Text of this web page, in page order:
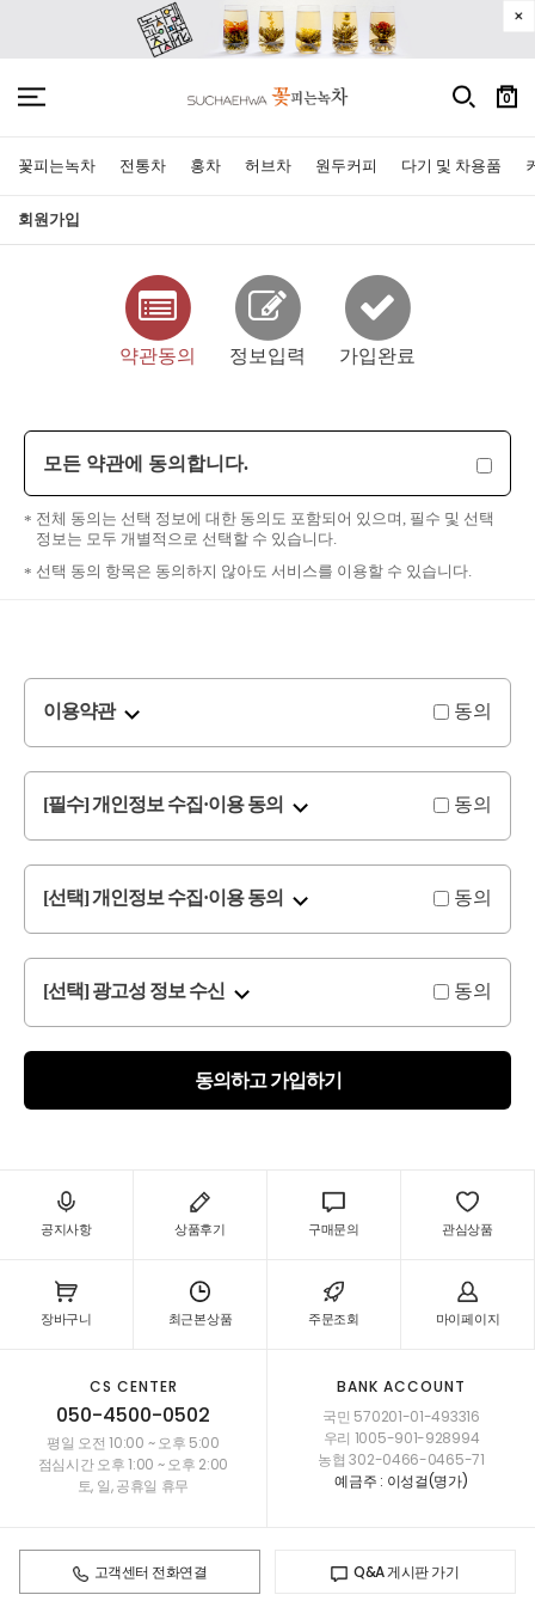
0
꽃피는녹차 전통차 홍차 허브차 원두커피 다기 및 차용품
회원가입
약관동의 정보입력 가입완료
모든 약관에 동의합니다.
전체 동의는 선택 정보에 대한 동의도 포함되어 있으며, 필수 및 선택
정보는 모두 개별적으로 선택할 수 있습니다.
선택 동의 항목은 동의하지 않아도 서비스를 이용할 수 있습니다.
이용약관 동의
[필수] 개인정보 수집·이용 동의 동의
[선택] 개인정보 수집·이용 동의 동의
[선택] 광고성 정보 수신 동의
동의하고 가입하기
공지사항 상품후기 구매문의 관심상품
장바구니 최근본상품 주문조회 마이페이지
CS CENTER
050-4500-0502
평일 오전 10:00 ~ 오후 5:00
점심시간 오후 1:00 ~ 오후 2:00
토, 일, 공휴일 휴무
BANK ACCOUNT
국민 570201-01-493316
우리 1005-901-928994
농협 302-0466-0465-71
예금주 : 이성걸(명가)
고객센터 전화연결 Q&A 게시판 가기